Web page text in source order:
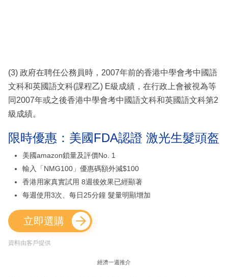
(3) 政府在聘任公務員時，2007年前的香港中學會考中國語
文科和英國語文科(課程乙) E級成績，在行政上會被視為等
同2007年或之後香港中學會考中國語文科和英國語文科第2
級成績。
限時優惠：美國FDA認證 激光生髮頭盔
美國amazon鎖量及評價No. 1
輸入「NMG100」優惠碼額外減$100
香港用家真實試用 8週後效果已經顯著
每週使用3次、每日25分鐘 髮量明顯增加
立即選購
資料由客戶提供
經濟一週推介